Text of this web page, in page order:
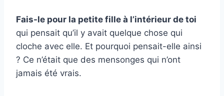
Fais-le pour la petite fille à l’intérieur de toi
qui pensait qu’il y avait quelque chose qui
cloche avec elle. Et pourquoi pensait-elle ainsi
? Ce n’était que des mensonges qui n’ont
jamais été vrais.